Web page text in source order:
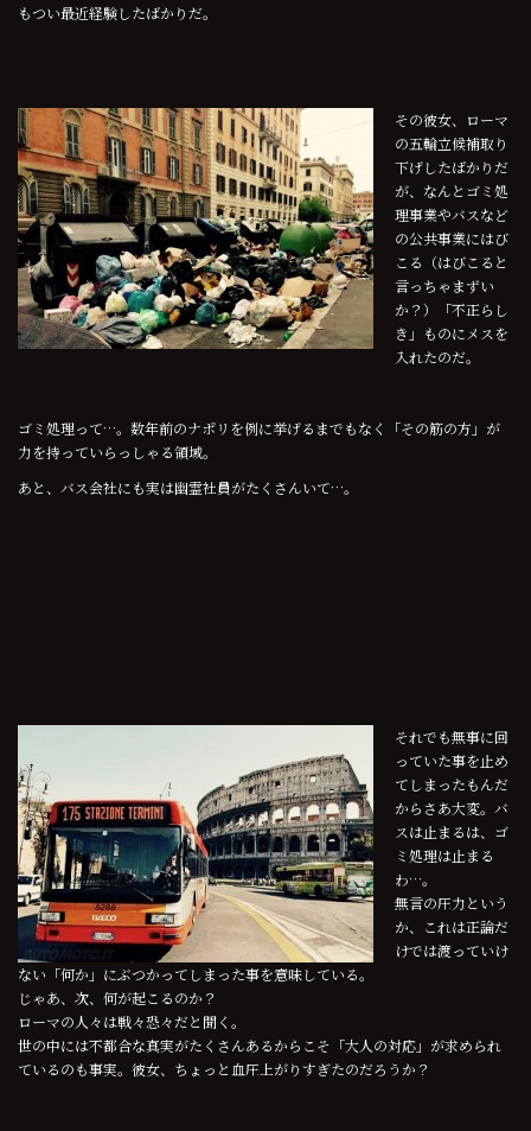
もつい最近経験したばかりだ。
その彼女、ローマ
の五輪立候補取り
下げしたばかりだ
が、なんとゴミ処
理事業やバスなど
の公共事業にはび
こる（はびこると
言っちゃまずい
か？）「不正らし
き」ものにメスを
入れたのだ。
ゴミ処理って…。数年前のナポリを例に挙げるまでもなく「その筋の方」が
力を持っていらっしゃる領域。
あと、バス会社にも実は幽霊社員がたくさんいて…。
それでも無事に回
っていた事を止め
てしまったもんだ
からさあ大変。バ
スは止まるは、ゴ
ミ処理は止まる
わ…。
無言の圧力という
か、これは正論だ
けでは渡っていけ
ない「何か」にぶつかってしまった事を意味している。
じゃあ、次、何が起こるのか？
ローマの人々は戦々恐々だと聞く。
世の中には不都合な真実がたくさんあるからこそ「大人の対応」が求められ
ているのも事実。彼女、ちょっと血圧上がりすぎたのだろうか？